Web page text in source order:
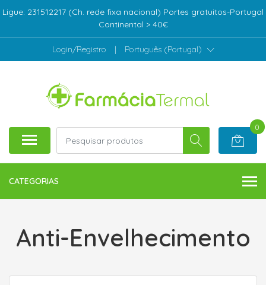
Ligue: 231512217 (Ch. rede fixa nacional) Portes gratuitos-Portugal
Continental > 40€
Login/Registro | Português (Portugal)
0
CATEGORIAS
Anti-Envelhecimento